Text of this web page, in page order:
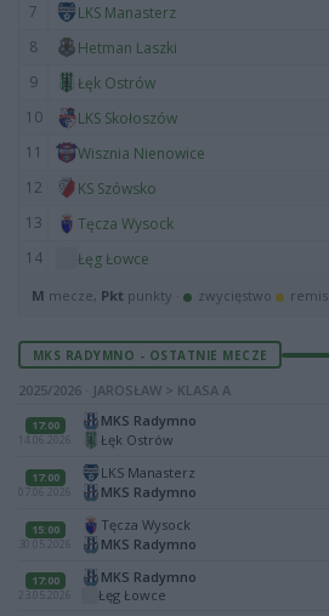
7
LKS Manasterz
8
Hetman Laszki
9
Łęk Ostrów
10
LKS Skołoszów
11
Wisznia Nienowice
12
KS Szówsko
13
Tęcza Wysock
14
Łęg Łowce
M mecze, Pkt punkty · zwycięstwo remis
MKS RADYMNO - OSTATNIE MECZE
2025/2026 · JAROSŁAW > KLASA A
17:00
14.06.2026
MKS Radymno
Łęk Ostrów
17:00
07.06.2026
LKS Manasterz
MKS Radymno
15:00
30.05.2026
Tęcza Wysock
MKS Radymno
17:00
23.05.2026
MKS Radymno
Łęg Łowce